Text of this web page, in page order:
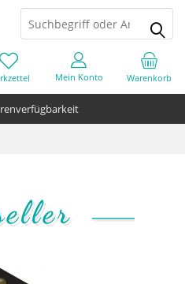
Warenkorb
Mein Konto